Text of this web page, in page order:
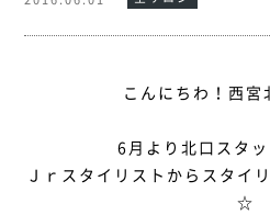
こんにちわ！西
6月より北口スタ
Ｊｒスタイリストからスタイ
☆